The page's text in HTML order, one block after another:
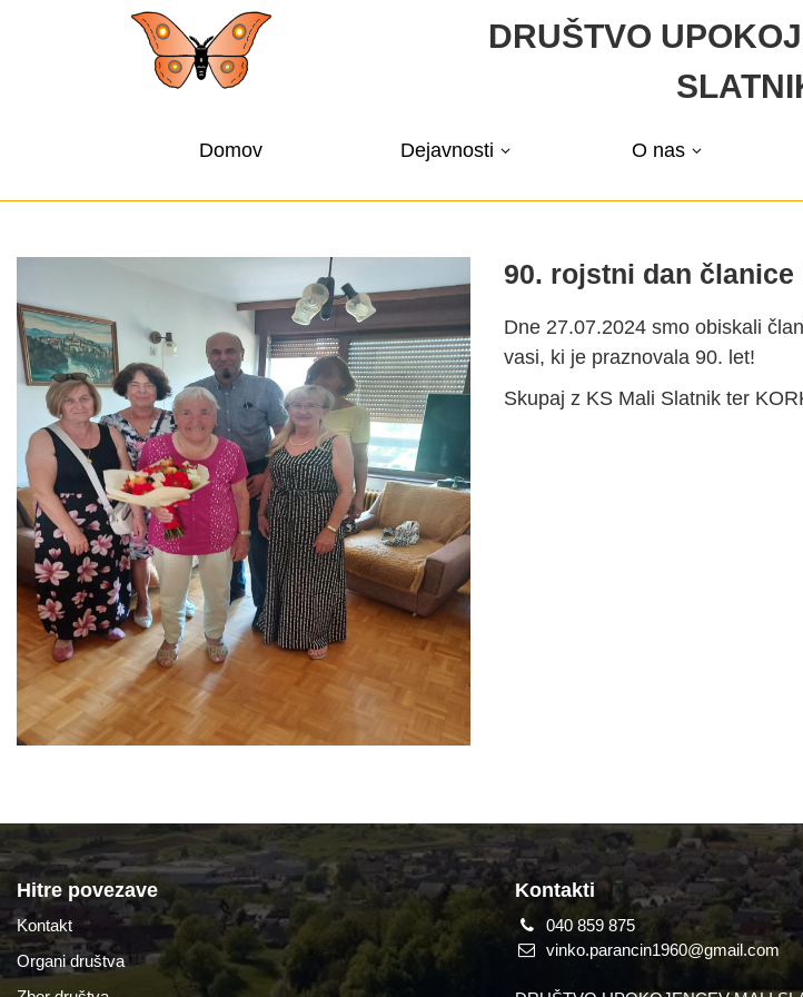
DRUŠTVO
Domov Dejavnosti O nas
90. rojstni dan članice
Dne 27.07.2024 smo obiskali
vasi, ki je praznovala 90. let!
Skupaj z KS Mali Slatnik ter
Hitre povezave
Kontakt
Organi društva
Kontakti
040 859 875
vinko.parancin1960@gmail.com